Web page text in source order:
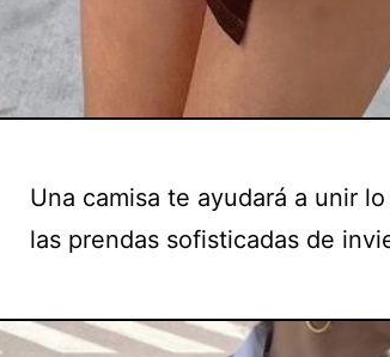
Una camisa te ayudará a unir
las prendas sofisticadas de